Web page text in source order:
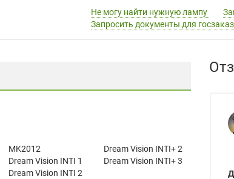
Не могу найти нужную лампу
Запросить документы для
MK2012
Dream Vision INTI 1
Dream Vision INTI 2
Dream Vision INTI+ 2
Dream Vision INTI+ 3